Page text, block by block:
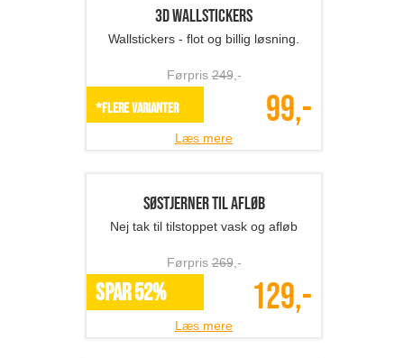
Haveslange
Førpris1099,-
SPAR 77% 249,-
Læs mere